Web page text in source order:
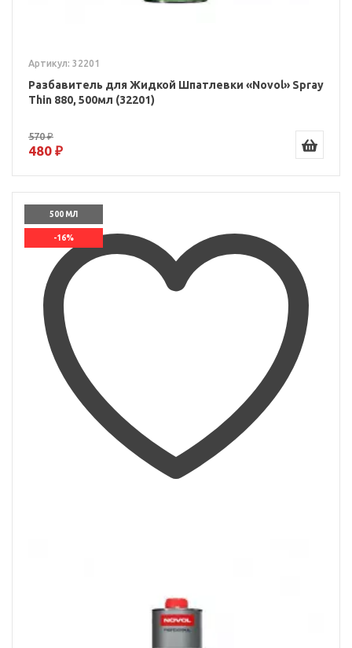
Артикул: 32201
Разбавитель для Жидкой Шпатлевки «Novol» Spray
Thin 880, 500мл (32201)
570 ₽
480 ₽
500 МЛ
-16%